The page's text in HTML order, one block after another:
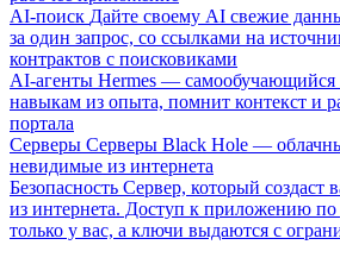
AI-поиск Дайте своему AI свежие
за один запрос, со ссылками на
контрактов с поисковиками
AI-агенты Hermes — самообучающийся
навыкам из опыта, помнит контекст и
портала
Серверы Серверы Black Hole —
невидимые из интернета
Безопасность Сервер, который
из интернета. Доступ к приложению
только у вас, а ключи выдаются с